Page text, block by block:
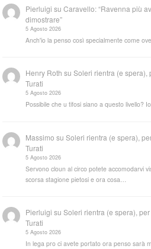
Pierluigi suCaravello: “Ravenna più
dimostrare”
5 Agosto 2026
Anch'io la penso così specialmente come
Henry Roth suSoleri rientra (e spera),
Turati
5 Agosto 2026
Possibile che u tifosi siano a questo livello?
Massimo suSoleri rientra (e spera),
Turati
5 Agosto 2026
Servono cloun al circo potete accomodarvi
scorsa stagione pietosi e ora cosa…
Pierluigi suSoleri rientra (e spera),
Turati
5 Agosto 2026
In lega pro ci avete portato ora penso sarà